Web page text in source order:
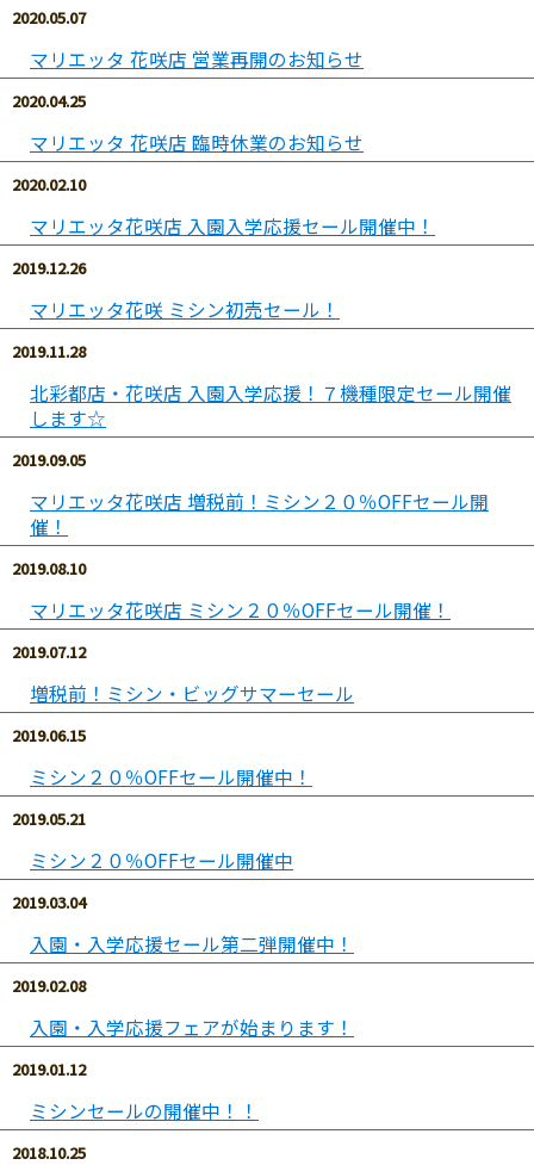
2020.05.07
マリエッタ 花咲店 営業再開のお知らせ
2020.04.25
マリエッタ 花咲店 臨時休業のお知らせ
2020.02.10
マリエッタ花咲店 入園入学応援セール開催中！
2019.12.26
マリエッタ花咲 ミシン初売セール！
2019.11.28
北彩都店・花咲店 入園入学応援！７機種限定セール開催
します☆
2019.09.05
マリエッタ花咲店 増税前！ミシン２０％OFFセール開
催！
2019.08.10
マリエッタ花咲店 ミシン２０％OFFセール開催！
2019.07.12
増税前！ミシン・ビッグサマーセール
2019.06.15
ミシン２０％OFFセール開催中！
2019.05.21
ミシン２０％OFFセール開催中
2019.03.04
入園・入学応援セール第二弾開催中！
2019.02.08
入園・入学応援フェアが始まります！
2019.01.12
ミシンセールの開催中！！
2018.10.25